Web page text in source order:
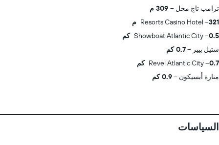
ترامب تاج محل
309 م
Resorts Casino Hotel
321 م
Showboat Atlantic City
0.5 كم
ستيل بيير
0.7 كم
Revel Atlantic City
0.7 كم
منارة أبسيكون
0.9 كم
السياسات